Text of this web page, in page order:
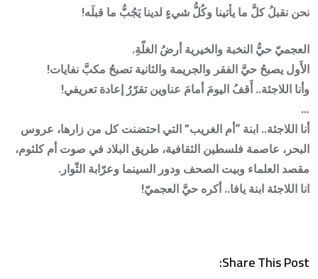
نحن نقبلُ كلَّ ما يأتينا وكُلُّ شيءٍ لدينا يَجُبُّ ما قبلَه!
العجميّ حيُّ النخبة والخيرية أرضُ الغلّةِ.
الأَول يصبحُ حيَّ الفقر والجريمة والثانية تصبحُ مكبَّ نفايات!
وأنا اللاجئة.. أَقفُ اليومَ أمامَ عناوين تقرّرُ إعادة تعريفي!
…
أنا اللاجئة.. ابنة “أم الغريب” التي احتضنت كل من زارها، عروس
البحر، عاصمة فلسطين الثقافية، طريق البلاد في صوت أم كلثوم،
مقصد العلماء وبيت الصحف ودور السينما وعرّابة الثّوار.
انا اللاجئة ابنة يافا.. أكره حيَّ العجميّ!
Share This Post: